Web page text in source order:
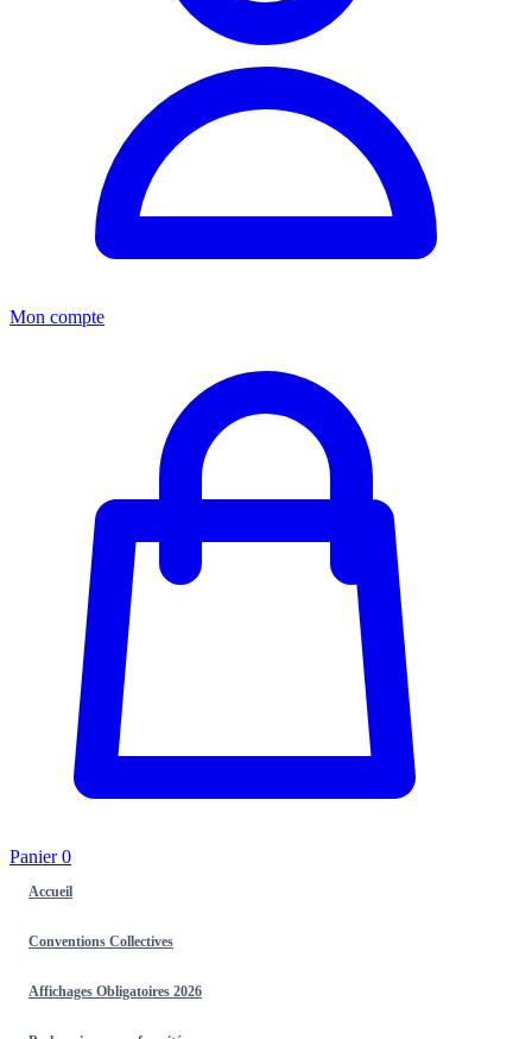
Mon compte
Panier0
Accueil
Conventions Collectives
Affichages Obligatoires 2026